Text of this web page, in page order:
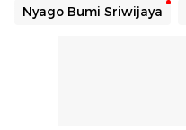
Nyago Bumi Sriwijaya